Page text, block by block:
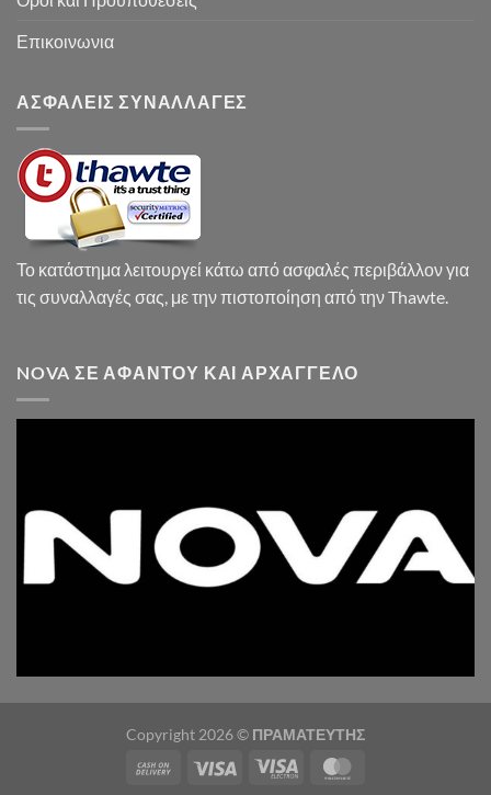
Επικοινωνια
ΑΣΦΑΛΕΙΣ ΣΥΝΑΛΛΑΓΕΣ
Το κατάστημα λειτουργεί κάτω από ασφαλές περιβάλλον για
τις συναλλαγές σας, με την πιστοποίηση από την Thawte.
NOVA ΣΕ ΑΦΆΝΤΟΥ ΚΑΙ ΑΡΧΆΓΓΕΛΟ
Copyright 2026 © ΠΡΑΜΑΤΕΥΤΗΣ